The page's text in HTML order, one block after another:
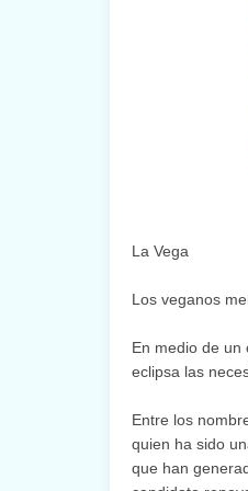
La Vega
Los veganos
En medio de un
eclipsa las
Entre los
quien ha sido
que han